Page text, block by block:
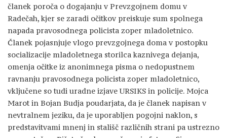
članek poroča o dogajanju v Prevzgojnem domu v
Radečah, kjer se zaradi očitkov preiskuje sum spolnega
napada pravosodnega policista zoper mladoletnico.
Članek pojasnjuje vlogo prevzgojnega doma v postopku
socializacije mladoletnega storilca kaznivega dejanja,
omenja očitke iz anonimnega pisma o nedopustnem
ravnanju pravosodnega policista zoper mladoletnico,
vključene so tudi uradne izjave URSIKS in policije. Mojca
Marot in Bojan Budja poudarjata, da je članek napisan v
nevtralnem jeziku, da je uporabljen pogojni naklon, s
predstavitvami mnenj in stališč različnih strani pa ustrezno